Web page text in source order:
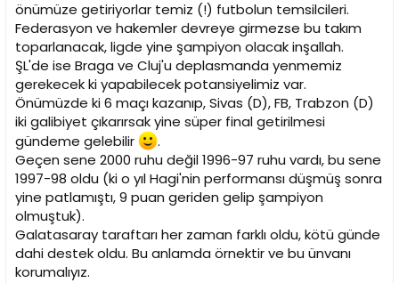
önümüze getiriyorlar temiz (!) futbolun temsilcileri.
Federasyon ve hakemler devreye girmezse bu takım
toparlanacak, ligde yine şampiyon olacak inşallah.
ŞL'de ise Braga ve Cluj'u deplasmanda yenmemiz
gerekecek ki yapabilecek potansiyelimiz var.
Önümüzde ki 6 maçı kazanıp, Sivas (D), FB, Trabzon (D)
iki galibiyet çıkarırsak yine süper final getirilmesi
gündeme gelebilir
.
Geçen sene 2000 ruhu değil 1996-97 ruhu vardı, bu sene
1997-98 oldu (ki o yıl Hagi'nin performansı düşmüş sonra
yine patlamıştı, 9 puan geriden gelip şampiyon
olmuştuk).
Galatasaray taraftarı her zaman farklı oldu, kötü günde
dahi destek oldu. Bu anlamda örnektir ve bu ünvanı
korumalıyız.